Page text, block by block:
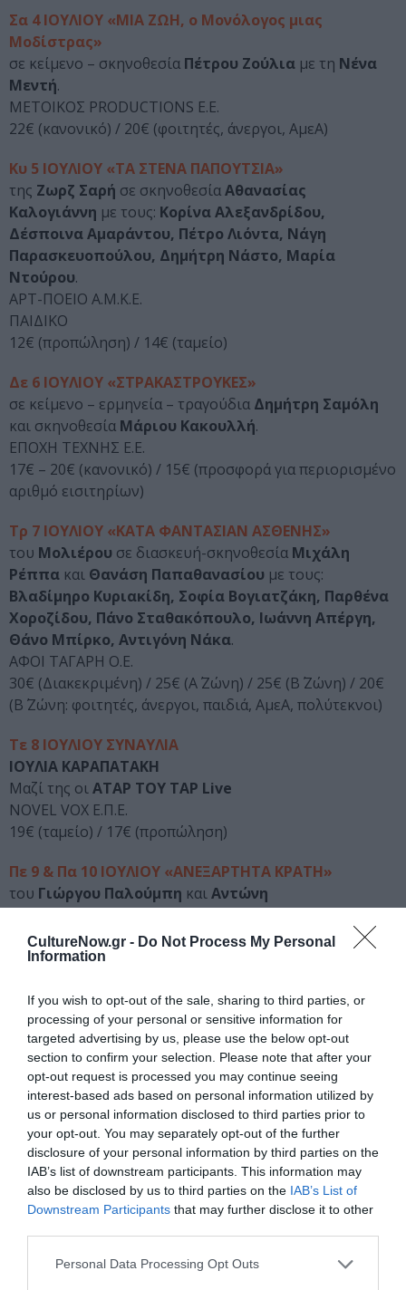
CultureNow.gr - Do Not Process My Personal
Information
If you wish to opt-out of the sale, sharing to third parties, or
processing of your personal or sensitive information for
targeted advertising by us, please use the below opt-out
section to confirm your selection. Please note that after your
opt-out request is processed you may continue seeing
interest-based ads based on personal information utilized by
us or personal information disclosed to third parties prior to
your opt-out. You may separately opt-out of the further
disclosure of your personal information by third parties on the
IAB’s list of downstream participants. This information may
also be disclosed by us to third parties on the IAB’s List of
Downstream Participants that may further disclose it to other
Personal Data Processing Opt Outs
Σα 4 ΙΟΥΛΙΟΥ «ΜΙΑ ΖΩΗ, ο Μονόλογος μιας
Μοδίστρας»
σε κείμενο – σκηνοθεσία Πέτρου Ζούλια με τη Νένα
Μεντή.
ΜΕΤΟΙΚΟΣ PRODUCTIONS Ε.E.
22€ (κανονικό) / 20€ (φοιτητές, άνεργοι, ΑμεΑ)
Κυ 5 ΙΟΥΛΙΟΥ «ΤΑ ΣΤΕΝΑ ΠΑΠΟΥΤΣΙΑ»
της Ζωρζ Σαρή σε σκηνοθεσίαΑθανασίας
Καλογιάννη με τους: Κορίνα Αλεξανδρίδου,
Δέσποινα Αμαράντου, Πέτρο Λιόντα, Νάγη
Παρασκευοπούλου, Δημήτρη Νάστο, Μαρία
Ντούρου.
ΑΡΤ-ΠΟΕΙΟ Α.Μ.Κ.Ε.
ΠΑΙΔΙΚΟ
12€ (προπώληση) / 14€ (ταμείο)
Δε 6 ΙΟΥΛΙΟΥ «ΣΤΡΑΚΑΣΤΡΟΥΚΕΣ»
σε κείμενο – ερμηνεία – τραγούδια Δημήτρη Σαμόλη
και σκηνοθεσία Μάριου Κακουλλή.
ΕΠΟΧΗ ΤΕΧΝΗΣ Ε.Ε.
17€ – 20€ (κανονικό) / 15€ (προσφορά για περιορισμένο
αριθμό εισιτηρίων)
Τρ 7 ΙΟΥΛΙΟΥ «ΚΑΤΑ ΦΑΝΤΑΣΙΑΝ ΑΣΘΕΝΗΣ»
του Μολιέρου σε διασκευή-σκηνοθεσία Μιχάλη
Ρέππα και Θανάση Παπαθανασίου με τους:
Βλαδίμηρο Κυριακίδη, Σοφία Βογιατζάκη, Παρθένα
Χοροζίδου, Πάνο Σταθακόπουλο, Ιωάννη Απέργη,
Θάνο Μπίρκο, Αντιγόνη Νάκα.
ΑΦΟΙ ΤΑΓΑΡΗ Ο.Ε.
30€ (Διακεκριμένη) / 25€ (Α΄ Ζώνη) / 25€ (Β΄ Ζώνη) / 20€
(Β΄ Ζώνη: φοιτητές, άνεργοι, παιδιά, ΑμεΑ, πολύτεκνοι)
Τε 8 ΙΟΥΛΙΟΥ ΣΥΝΑΥΛΙΑ
ΙΟΥΛΙΑ ΚΑΡΑΠΑΤΑΚΗ
Μαζί της οιΑΤΑΡ ΤΟΥ ΤΑΡ Live
NOVEL VOX Ε.Π.Ε.
19€ (ταμείο) / 17€ (προπώληση)
Πε 9 & Πα 10 ΙΟΥΛΙΟΥ «ΑΝΕΞΑΡΤΗΤΑ ΚΡΑΤΗ»
του Γιώργου Παλούμπη καιΑντώνη
με τους:Θάνο Αλεξίου, Στέλιο Δημόπουλο,
Βασιλική Διαλυνά, Άλκηστη Ζιρώ, Ελεάνα
Σταμουλακάτο, Αντώνη Τσιοτσιόπουλο.
Ακούγονται οι μουσικοίΘάνος Καζαντζής– τύμπανα,
Νίκος Παπαϊωάννου – μπάσο & analog synth και
Κώστας Νικολόπουλος– κιθάρες.
Στο ραδιόφωνο ακούγεται η φωνή τηςΠαναγιώτας
Παπαδημητρίου
ΧΩΡΑ ΘΕΑΤΡΙΚΕΣ ΠΑΡΑΓΩΓΕΣ Ε.Ε.
23€ (κανονικό) / 20€ (άνεργοι, φοιτητές, μαθητές, άνω
των 65)
Σα 11 ΙΟΥΛΙΟΥ ΣΥΝΑΥΛΙΑ
ΜΙΧΑΛΗΣ ΧΑΤΖΗΓΙΑΝΝΗΣ
Μαζί του οZAF